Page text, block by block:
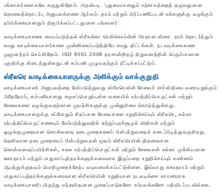
பங்காளர்களாகவே கருதுகிறோம். அதன்படி, ‘புதுமையானதும் உற்சாகத்தைத் தருவதுமான
தொலைத்தொடர்பு அனுபவங்களை ஆர்வம், தரம் மற்றும் அர்ப்பணிப்புடன் உங்களுக்கு வழங்கும்
நம்பிக்கையானதும் நிரூபிக்கப்பட்டதுமான பங்காளர்’.
வாடிக்கையாளரை மையப்படுத்தல் ஸ்ரீலங்கா ரெலிகொம்மின் பிரதான விசை. நாம் தொடர்ந்தும்
எமது வாடிக்கையாளர்களை முன்னிலைப்படுத்தியே எமது திட்டங்கள், நடவடிக்கைகளை
முழுமாற்றம் செய்கிறோம். ISO 9001:2008 தரசான்றிதழ் நிறுவனத்தின் பெரும்பாலான
பகுதிக்கு கிடைத்துள்ளதுடன் கம்பனி முழுவதற்கும் நீட்டிக்கப்பட்டும்.
ஸ்ரீலரெ வாடிக்கையாளருக்கு அளிக்கும் வாக்குறுதி
வாடிக்கையாளர் அனுபவத்தை மேம்படுத்துவது ஸ்ரீலரெவின் சேவைச் சார்விதியை வரையறுக்கும்
அதேநேரம்,கம்பனியானது சமூகப்பொறுப்புள்ள வகையில் உற்பத்திப்பொருட்கள் மற்றும்
சேவைகளை வழங்குவதற்கான முயற்சிகளுக்கு முன்னுரிமை கொடுத்துள்ளது.
வாடிக்கையாளருக்கு எப்போதும் சிறப்பான சேவைகளை உறுதிசெய்யும் ஸ்ரீலரெ,எல்லா
உற்பத்திப்பொருட்களையும் மேம்படுத்துவதில் சுற்றுப்புறச்சூழல் விதிகள் மற்றும்
ஒழுங்குமுறையான கொள்வனவு நடைமுறைகளைப் பின்பற்றுவதைக் கடைப்பிடித்துவருகிறது.
தெளிவான நடைமுறையைப் பின்பற்றுவதன் மூலம் ஸ்ரீலரெயின் திறமையான
கொள்வனவுப்பயிற்சிகள், சகல உற்பத்திப்பொருட்கள் மற்றும் சேவைகள் எல்லா முக்கியமான
சுகாதாரம் மற்றும் பாதுகாப்புத்தரங்களுக்கமைவாக இருப்பதை உறுதிசெய்யும் வண்ணம்
ஆபத்துக்குதவும் பொறிமுறைக்கேற்ப வடிவமைக்கப்பட்டுள்ளன. இவ்வாறு சுகாதாரம் மற்றும்
பாதுகாப்புத்தரங்களுக்கமைவான ஸ்ரீலரெயின் உறுதியான நடவடிக்கை காரணமாக
வாடிக்கையாளரிடமிருந்து எந்தவிதமான முறைப்பாடுகளோ சம்பவங்களோ பதிவிடப்படவில்லை.